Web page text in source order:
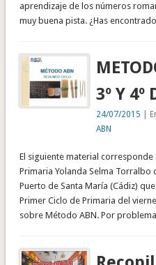
aprendizaje de los números
muy buena pista. ¿Has
3º Y 4º
24/07/2015 |
ABN
El siguiente material
Primaria Yolanda Selma Torralbo
Puerto de Santa María (Cádiz)
Primer Ciclo de Primaria del
sobre Método ABN. Por